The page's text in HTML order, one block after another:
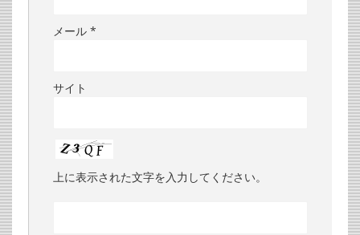
メール *
サイト
上に表示された文字を入力してください。